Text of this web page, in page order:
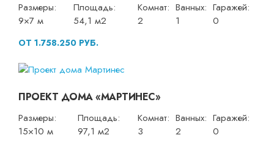
Размеры:
9×7 м
Площадь:
54,1 м2
Комнат:
2
Ванных:
1
Гаражей:
0
ОТ 1.758.250 РУБ.
ПРОЕКТ ДОМА «МАРТИНЕС»
Размеры:
15×10 м
Площадь:
97,1 м2
Комнат:
3
Ванных:
2
Гаражей:
0